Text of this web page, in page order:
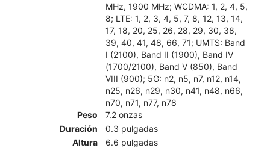
MHz, 1900 MHz; WCDMA: 1, 2, 4, 5,
8; LTE: 1, 2, 3, 4, 5, 7, 8, 12, 13, 14,
17, 18, 20, 25, 26, 28, 29, 30, 38,
39, 40, 41, 48, 66, 71; UMTS: Band
I (2100), Band II (1900), Band IV
(1700/2100), Band V (850), Band
VIII (900); 5G: n2, n5, n7, n12, n14,
n25, n26, n29, n30, n41, n48, n66,
n70, n71, n77, n78
Peso
7.2 onzas
Duración
0.3 pulgadas
Altura
6.6 pulgadas